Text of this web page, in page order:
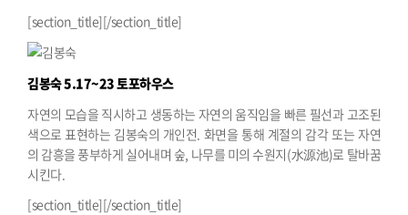
[section_title][/section_title]
김봉숙5.17~23 토포하우스
자연의 모습을 직시하고 생동하는 자연의 움직임을 빠른 필선과 고조된
색으로 표현하는 김봉숙의 개인전. 화면을 통해 계절의 감각 또는 자연
의 감흥을 풍부하게 실어내며 숲, 나무를 미의 수원지(水源池)로 탈바꿈
시킨다.
[section_title][/section_title]